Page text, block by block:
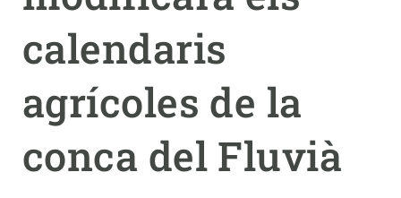
calendaris
agrícoles de la
conca del Fluvià
CIÈNCIA EN ACCIÓ
UNEIX-TE A NOSALTRES
NOTÍCIES I AGENDA